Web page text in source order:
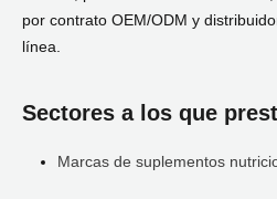
por contrato OEM/ODM y
línea.
Sectores a los que
Marcas de suplementos